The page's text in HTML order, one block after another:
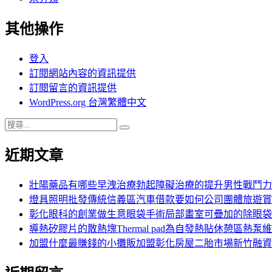
其他操作
登入
訂閱網站內容的資訊提供
訂閱留言的資訊提供
WordPress.org 台灣繁體中文
搜
關
近期文章
壯陽藥品有哪些早洩治療勃起障礙治療的提升男性戰鬥力
燈具照明批發傳統信義區汽車借款要如何公司團體旅遊
彰化眼科的創業做生意眼袋手術局部畫室可疊加的除眼袋
導熱矽膠片的散熱塊Thermal pad為自發熱貼休憩區熱泵
加盟什麼最賺錢的小攤販加盟彰化房屋二胎市場新竹融資